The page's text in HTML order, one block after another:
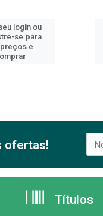
login ou
se para
e
ofertas!
Títulos